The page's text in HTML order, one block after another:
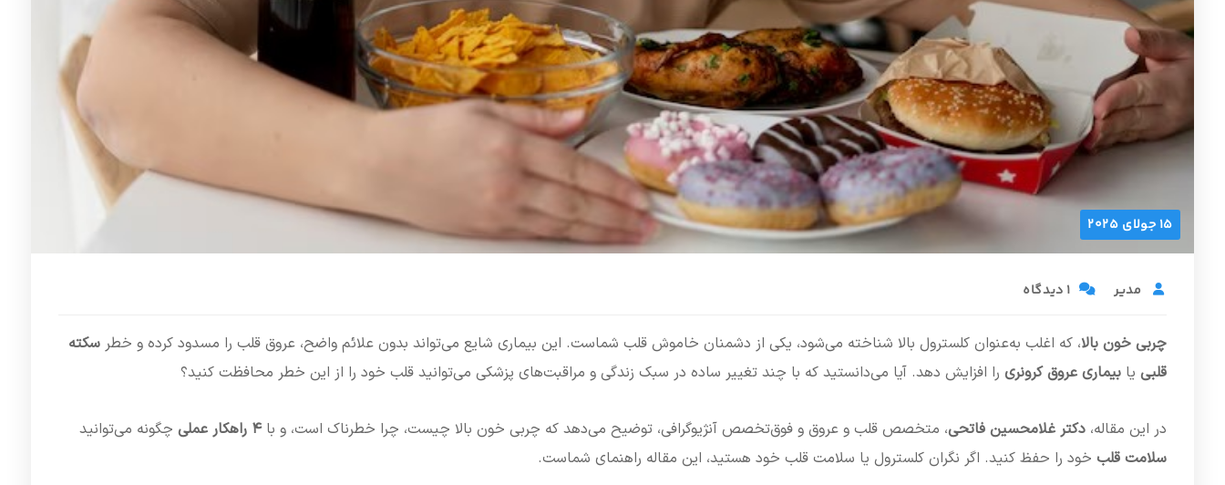
15 جولای 2025
مدیر 1 دیدگاه
چربی خون بالا، که اغلب به‌عنوان کلسترول بالا شناخته می‌شود، یکی از دشمنان خاموش قلب شماست. این بیماری شایع می‌تواند بدون علائم واضح، عروق قلب را مسدود کرده و خطر سکته
قلبی یا بیماری عروق کرونری را افزایش دهد. آیا می‌دانستید که با چند تغییر ساده در سبک زندگی و مراقبت‌های پزشکی می‌توانید قلب خود را از این خطر محافظت کنید؟
در این مقاله، دکتر غلامحسین فاتحی، متخصص قلب و عروق و فوق‌تخصص آنژیوگرافی، توضیح می‌دهد که چربی خون بالا چیست، چرا خطرناک است، و با۴ راهکار عملی
چگونه می‌توانید
سلامت قلب خود را حفظ کنید. اگر نگران کلسترول یا سلامت قلب خود هستید، این مقاله راهنمای شماست.